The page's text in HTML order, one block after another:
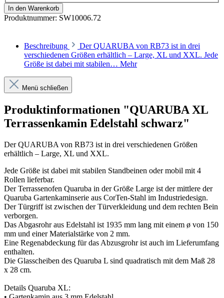
In den Warenkorb
Produktnummer: SW10006.72
Beschreibung
Der QUARUBA von RB73 ist in drei
verschiedenen Größen erhältlich – Large, XL und XXL. Jede
Größe ist dabei mit stabilen… Mehr
Menü schließen
Produktinformationen "QUARUBA XL
Terrassenkamin Edelstahl schwarz"
Der QUARUBA von RB73 ist in drei verschiedenen Größen
erhältlich – Large, XL und XXL.
Jede Größe ist dabei mit stabilen Standbeinen oder mobil mit 4
Rollen lieferbar.
Der Terrassenofen Quaruba in der Größe Large ist der mittlere der
Quaruba Gartenkaminserie aus CorTen-Stahl im Industriedesign.
Der Türgriff ist zwischen der Türverkleidung und dem rechten Bein
verborgen.
Das Abgasrohr aus Edelstahl ist 1935 mm lang mit einem ø von 150
mm und einer Materialstärke von 2 mm.
Eine Regenabdeckung für das Abzusgrohr ist auch im Lieferumfang
enthalten.
Die Glasscheiben des Quaruba L sind quadratisch mit dem Maß 28
x 28 cm.
Details Quaruba XL: